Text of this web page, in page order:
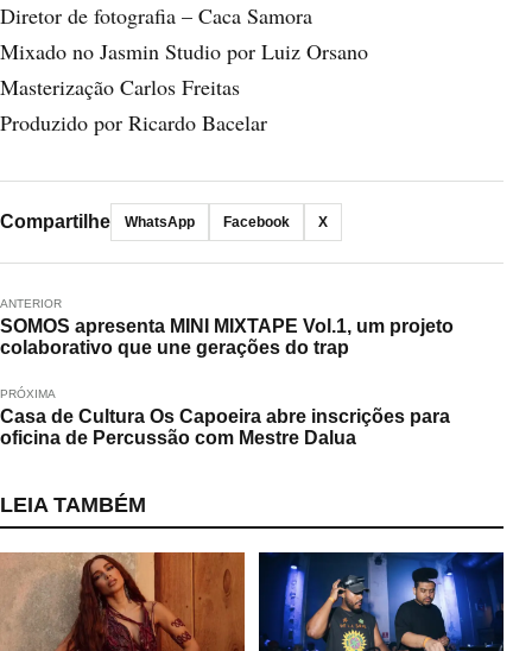
Diretor de fotografia – Caca Samora
Mixado no Jasmin Studio por Luiz Orsano
Masterização Carlos Freitas
Produzido por Ricardo Bacelar
Compartilhe WhatsApp Facebook X
ANTERIOR
SOMOS apresenta MINI MIXTAPE Vol.1, um projeto
colaborativo que une gerações do trap
PRÓXIMA
Casa de Cultura Os Capoeira abre inscrições para
oficina de Percussão com Mestre Dalua
LEIA TAMBÉM